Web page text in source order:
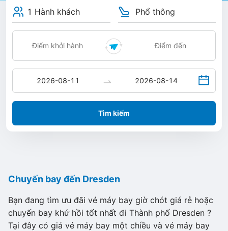
1 Hành khách Phổ thông
Tìm kiếm
Chuyến bay đến Dresden
Bạn đang tìm ưu đãi vé máy bay giờ chót giá rẻ hoặc
chuyến bay khứ hồi tốt nhất đi Thành phố Dresden ?
Tại đây có giá vé máy bay một chiều và vé máy bay